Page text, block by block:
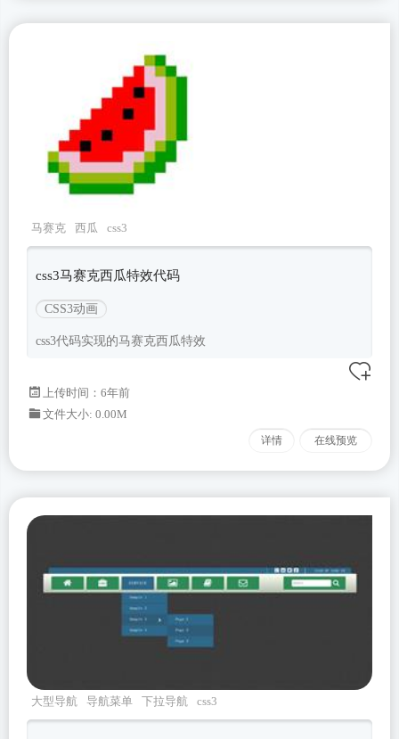
马赛克 西瓜 css3
css3马赛克西瓜特效代码
CSS3动画
css3代码实现的马赛克西瓜特效
上传时间：6年前
文件大小: 0.00M
详情 在线预览
大型导航 导航菜单 下拉导航 css3